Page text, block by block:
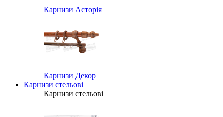
Карнизи Асторія
Карнизи Декор
Карнизи стельові
Карнизи стельові